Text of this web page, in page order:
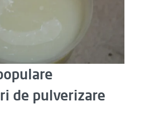
de pulverizare